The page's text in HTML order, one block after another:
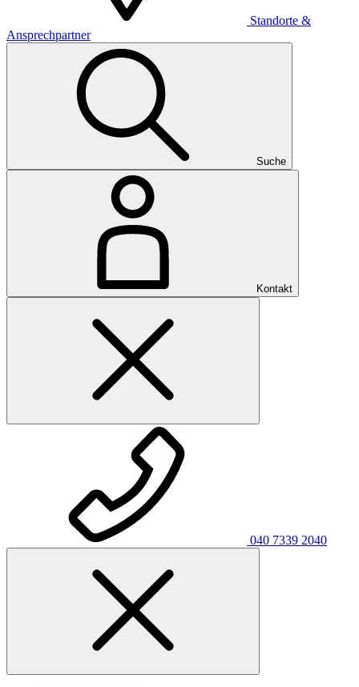
Standorte &
Ansprechpartner
Suche
Kontakt
040 7339 2040